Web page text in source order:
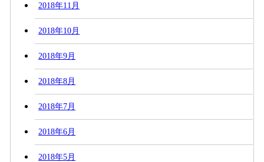
2018年11月
2018年10月
2018年9月
2018年8月
2018年7月
2018年6月
2018年5月